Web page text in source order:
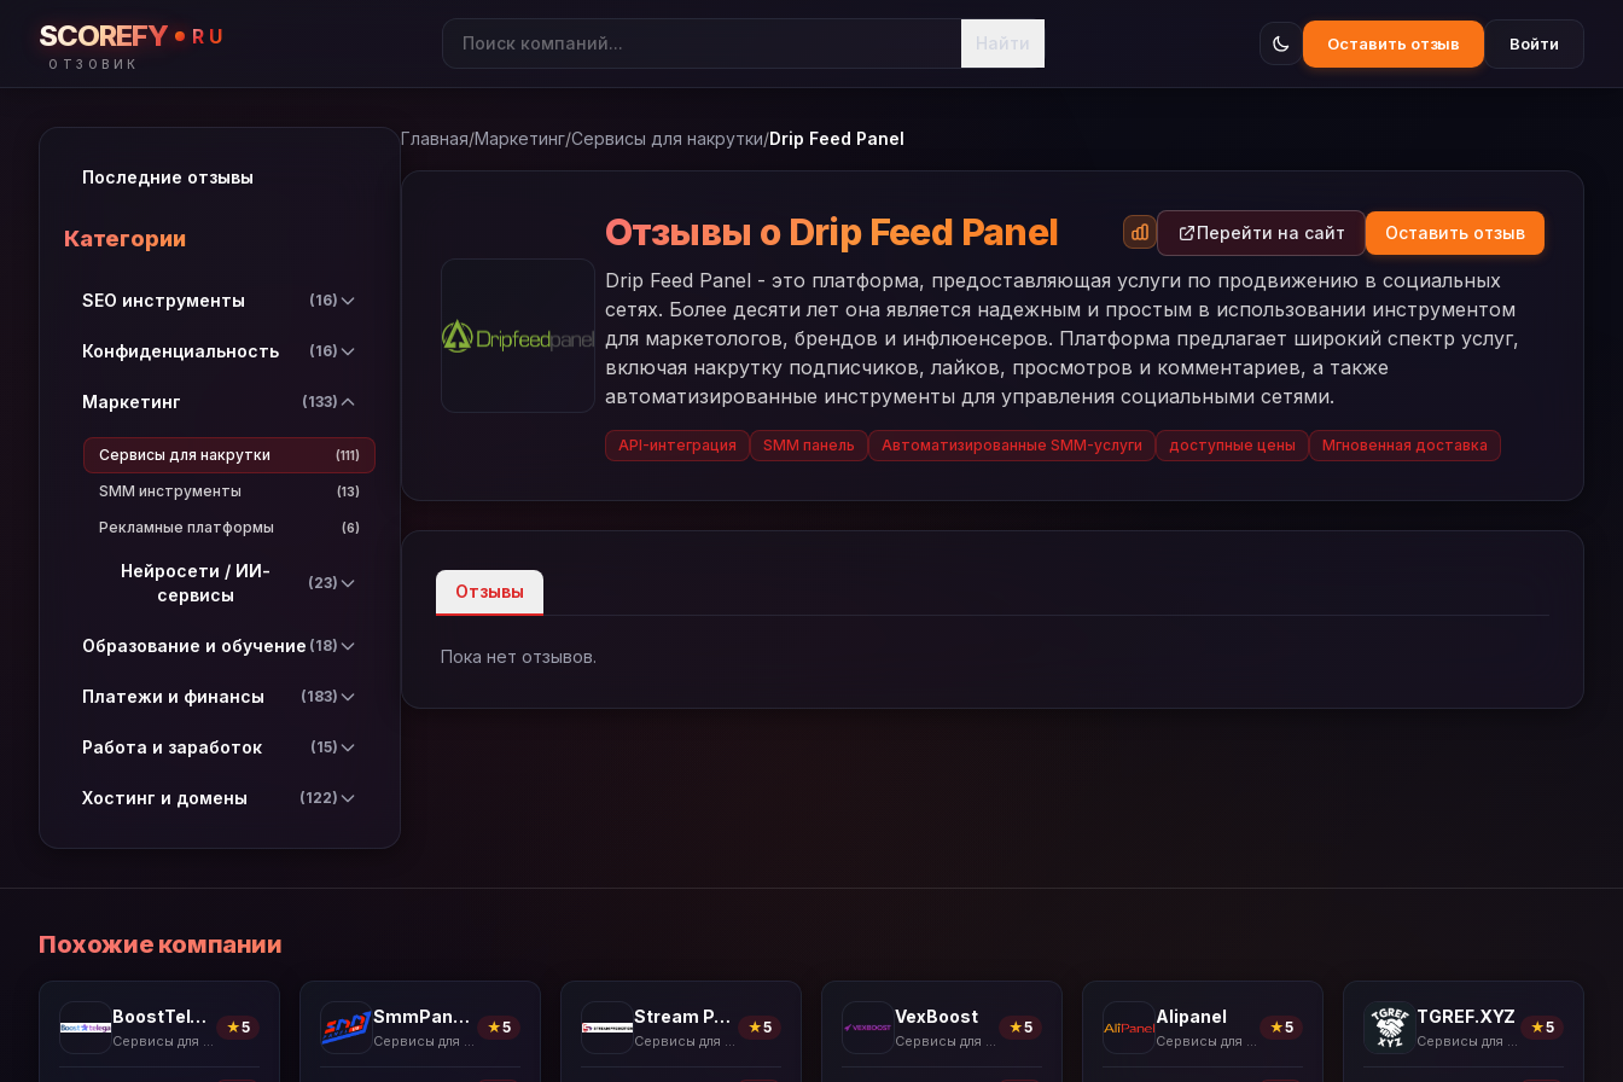
SCOREFY RU
ОТЗОВИК
Найти Оставить отзыв Войти
Последние отзывы
Категории
SEO инструменты (16)
Конфиденциальность (16)
Маркетинг (133)
Сервисы для накрутки (111)
SMM инструменты (13)
Рекламные платформы (6)
Нейросети / ИИ-
сервисы
(23)
Образование и обучение (18)
Платежи и финансы (183)
Работа и заработок (15)
Хостинг и домены (122)
Главная/Маркетинг/Сервисы для накрутки/Drip Feed Panel
Отзывы о Drip Feed Panel Перейти на сайт Оставить отзыв
Drip Feed Panel - это платформа, предоставляющая услуги по продвижению в социальных
сетях. Более десяти лет она является надежным и простым в использовании инструментом
для маркетологов, брендов и инфлюенсеров. Платформа предлагает широкий спектр услуг,
включая накрутку подписчиков, лайков, просмотров и комментариев, а также
автоматизированные инструменты для управления социальными сетями.
API-интеграция SMM панель Автоматизированные SMM-услуги доступные цены Мгновенная доставка
Отзывы
Пока нет отзывов.
Похожие компании
BoostTelega
Сервисы для накрутки
★5
SmmPanelUS
Сервисы для накрутки
★5
Stream Promotion
Сервисы для накрутки
★5
VexBoost
Сервисы для накрутки
★5
Alipanel
Сервисы для накрутки
★5
TGREF.XYZ
Сервисы для накрутки
★5